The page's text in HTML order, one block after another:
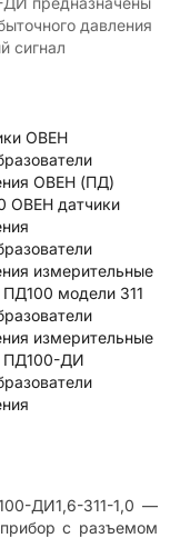
давления
сигнал
ОВЕН
ОВЕН (ПД)
ОВЕН датчики
измерительные
модели 311
измерительные
ДИ
ДИ1,6-311-1,0 —
с разъемом